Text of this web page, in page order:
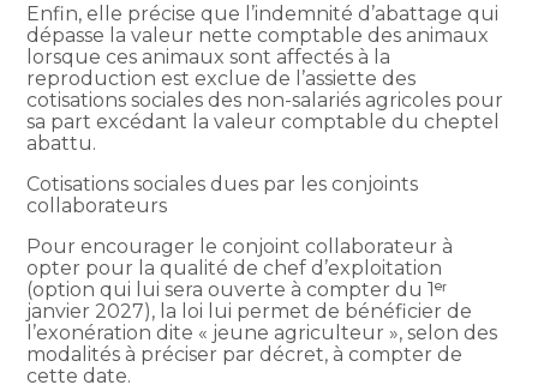
Enfin, elle précise que l’indemnité d’abattage qui
dépasse la valeur nette comptable des animaux
lorsque ces animaux sont affectés à la
reproduction est exclue de l’assiette des
cotisations sociales des non-salariés agricoles pour
sa part excédant la valeur comptable du cheptel
abattu.
Cotisations sociales dues par les conjoints
collaborateurs
Pour encourager le conjoint collaborateur à
opter pour la qualité de chef d’exploitation
(option qui lui sera ouverte à compter du 1ᵉʳ
janvier 2027), la loi lui permet de bénéficier de
l’exonération dite « jeune agriculteur », selon des
modalités à préciser par décret, à compter de
cette date.